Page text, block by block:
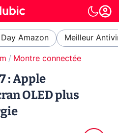
Day Amazon Meilleur
Montre connectée
: Apple
OLED plus